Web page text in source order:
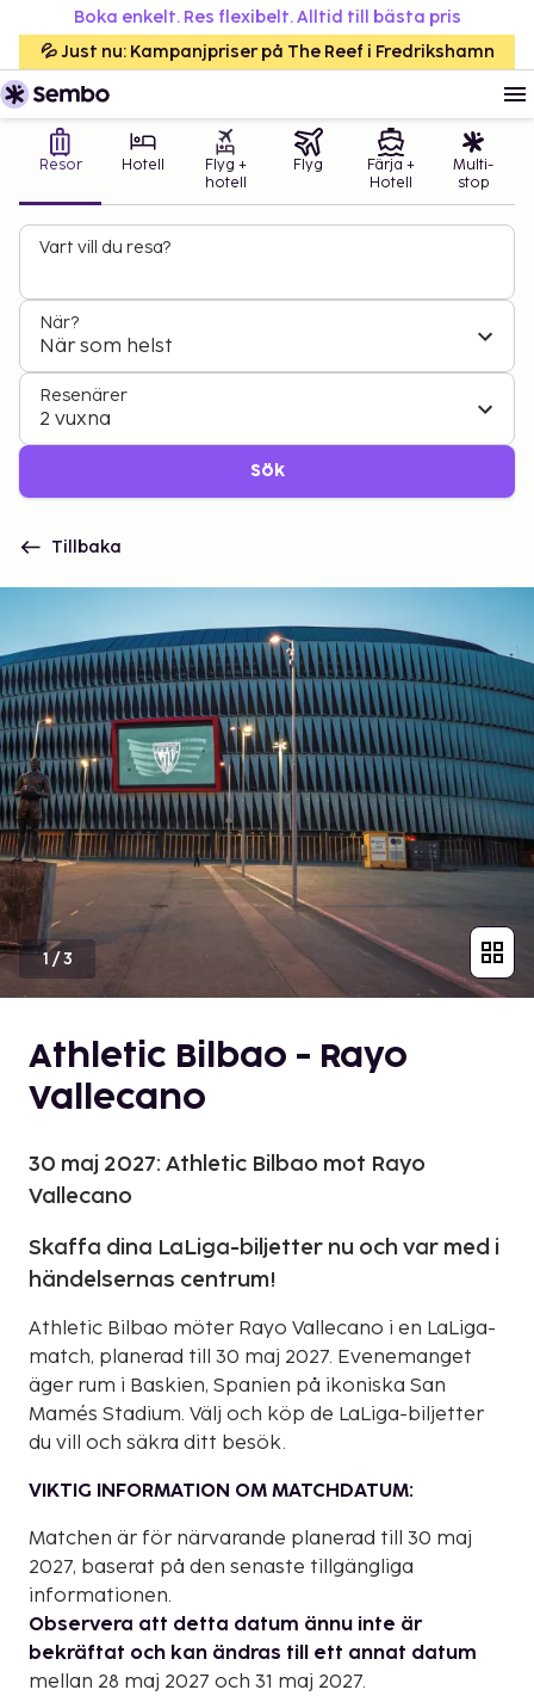
Boka enkelt. Res flexibelt. Alltid till bästa pris
💦 Just nu: Kampanjpriser på The Reef i Fredrikshamn
Resor Hotell
Flyg +
hotell
Flyg
Färja +
Hotell
Multi-
stop
Vart vill du resa?
När?
När som helst
Resenärer
2 vuxna
Sök
Tillbaka
1/3
Athletic Bilbao - Rayo
Vallecano
30 maj 2027: Athletic Bilbao mot Rayo
Vallecano
Skaffa dina LaLiga-biljetter nu och var med i
händelsernas centrum!
Athletic Bilbao möter Rayo Vallecano i en LaLiga-
match, planerad till 30 maj 2027. Evenemanget
äger rum i Baskien, Spanien på ikoniska San
Mamés Stadium. Välj och köp de LaLiga-biljetter
du vill och säkra ditt besök.
VIKTIG INFORMATION OM MATCHDATUM:
Matchen är för närvarande planerad till 30 maj
2027, baserat på den senaste tillgängliga
informationen.
Observera att detta datum ännu inte är
bekräftat och kan ändras till ett annat datum
mellan 28 maj 2027 och 31 maj 2027.